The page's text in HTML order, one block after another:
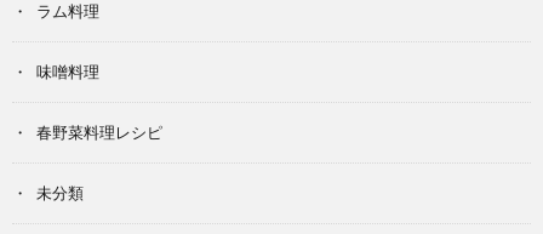
ラム料理
味噌料理
春野菜料理レシピ
未分類